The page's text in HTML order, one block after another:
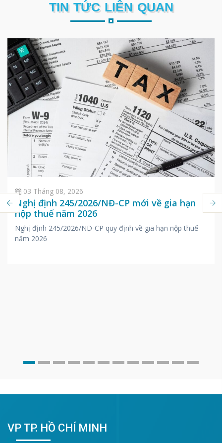
TIN TỨC LIÊN QUAN
03 Tháng 08, 2026
Nghị định 245/2026/NĐ-CP mới về gia hạn
nộp thuế năm 2026
Nghị định 245/2026/ND-CP quy định về gia hạn nộp thuế
năm 2026
VP TP. HỒ CHÍ MINH